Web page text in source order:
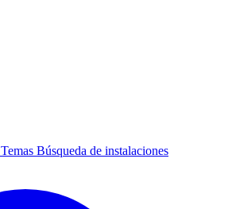
Temas Búsqueda de instalaciones